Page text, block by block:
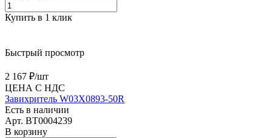
Купить в 1 клик
Быстрый просмотр
2 167 ₽/шт
ЦЕНА С НДС
Завихритель W03X0893-50R
Есть в наличии
Арт. BT0004239
В корзину